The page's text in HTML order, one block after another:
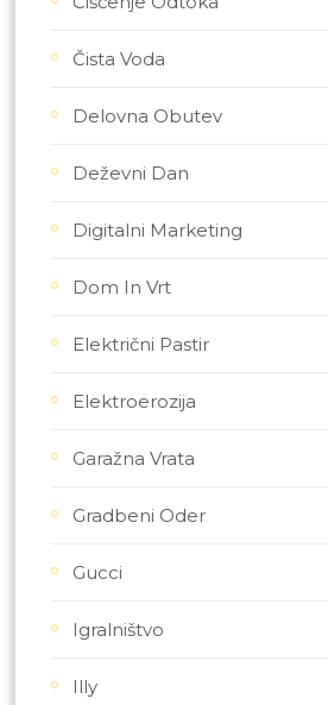
Čista Voda
Delovna Obutev
Deževni Dan
Digitalni Marketing
Dom In Vrt
Električni Pastir
Elektroerozija
Garažna Vrata
Gradbeni Oder
Gucci
Igralništvo
Illy